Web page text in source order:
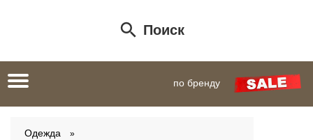
Поиск
Toggle
navigation
по бренду
Одежда